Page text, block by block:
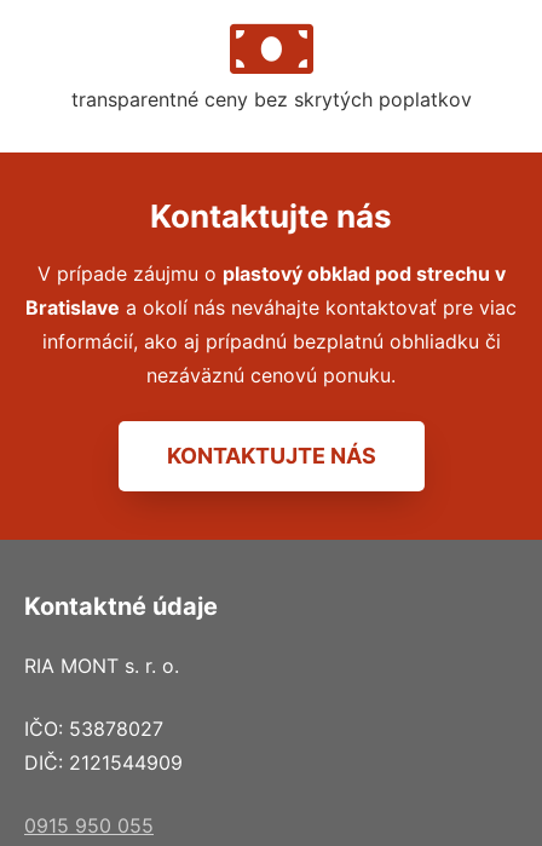
transparentné ceny bez skrytých poplatkov
Kontaktujte nás
V prípade záujmu o plastový obklad pod strechu v
Bratislave a okolí nás neváhajte kontaktovať pre viac
informácií, ako aj prípadnú bezplatnú obhliadku či
nezáväznú cenovú ponuku.
KONTAKTUJTE NÁS
Kontaktné údaje
RIA MONT s. r. o.
IČO: 53878027
DIČ: 2121544909
0915 950 055